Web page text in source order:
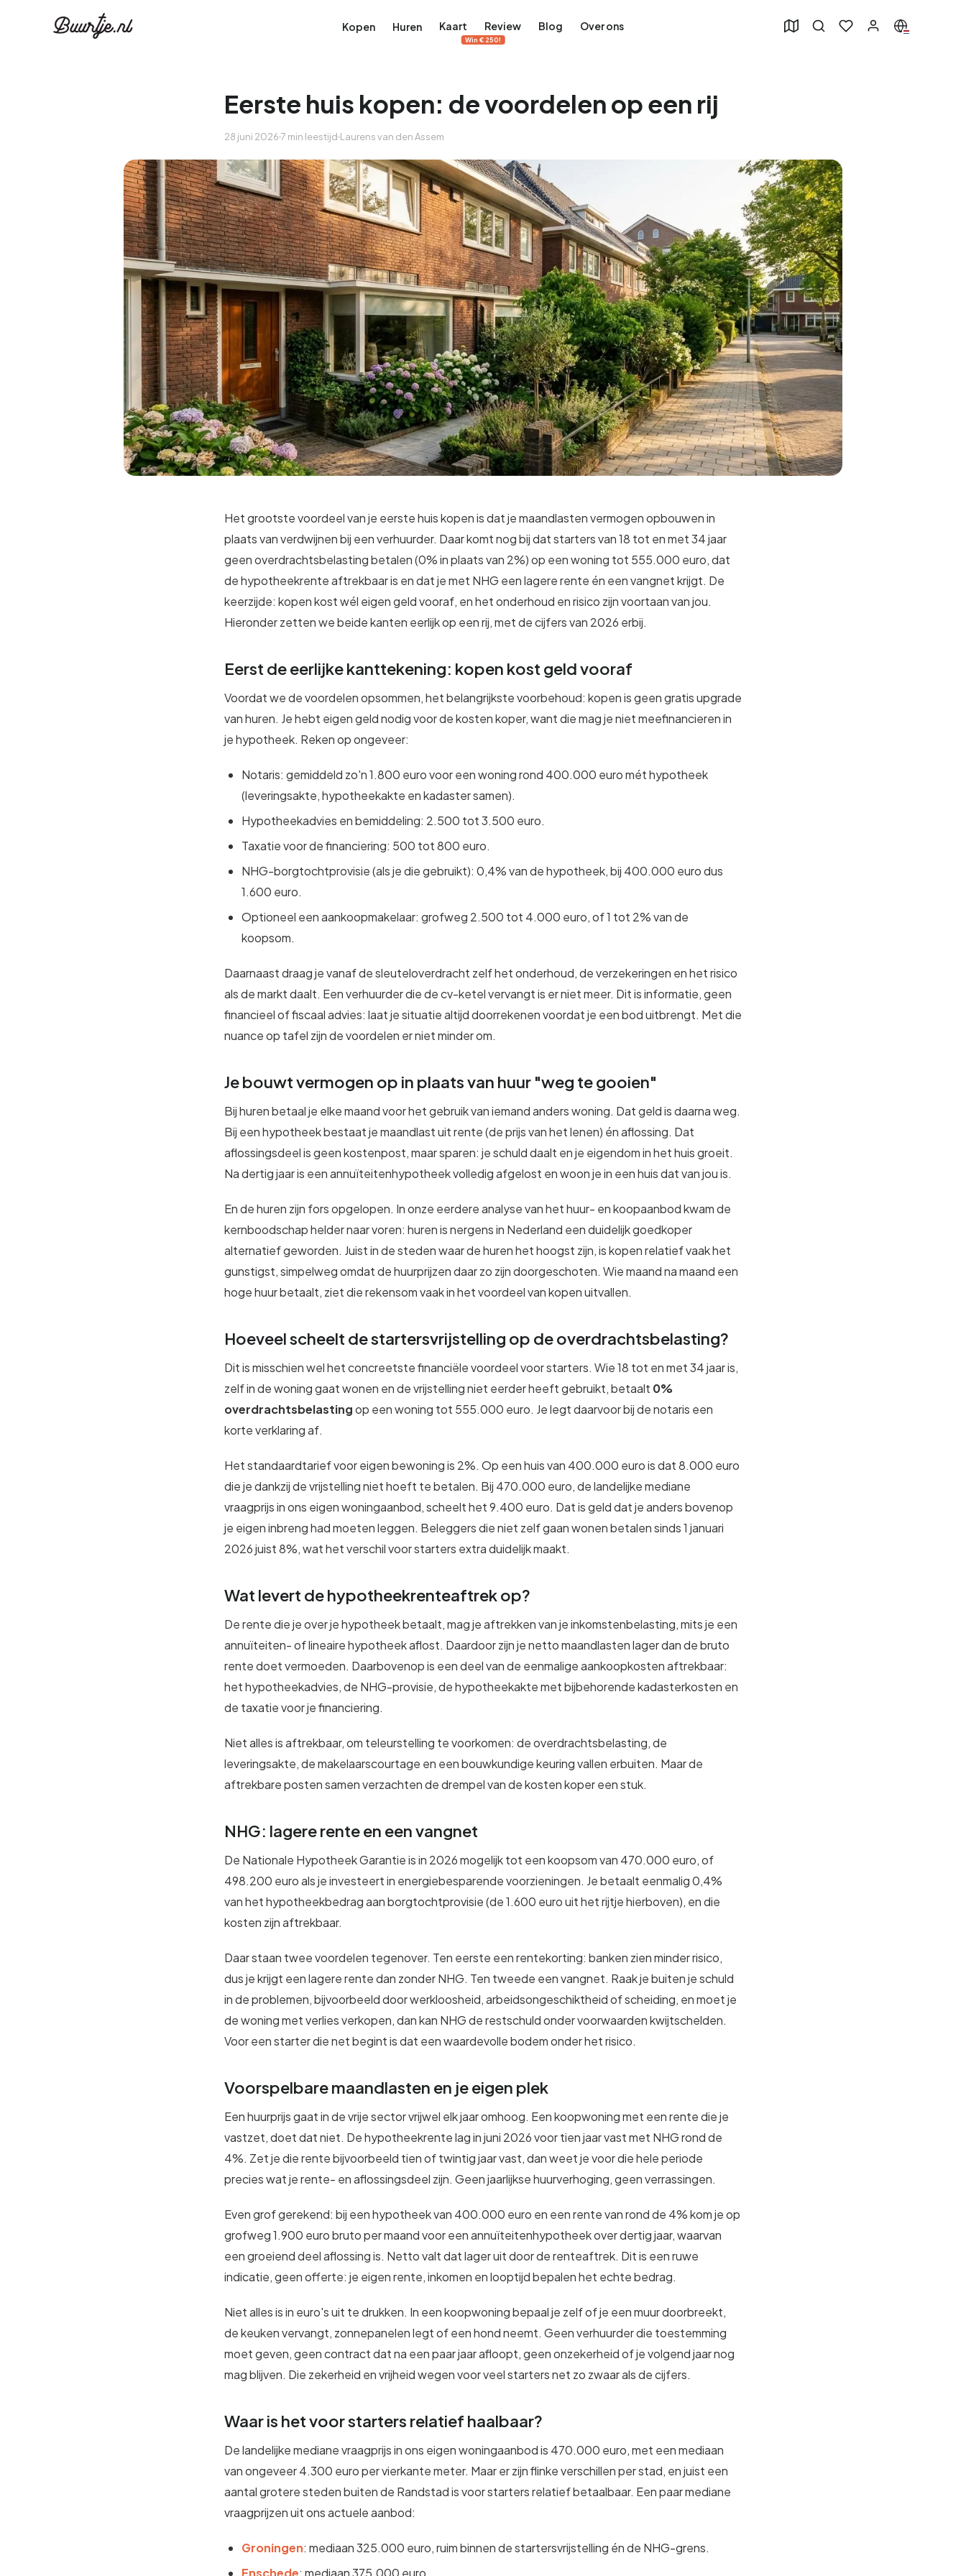
Kopen
Ontdek Amsterdam
Grachtengordel, Jordaan, De Pijp en meer
Koopwoningen in Amsterdam Bekijk op de kaart
5.640
Appartementen
460
Studio's
371
Tussenwoning
Hoekwoning
25
2-onder-1-kap
83
Vrijstaand
Huren
Ontdek Amsterdam
Grachtengordel, Jordaan, De Pijp en meer
Huurwoningen in Amsterdam Bekijk op de kaart
2.471
Appartementen
65
Studio's
50
Tussenwoning
9
Hoekwoning
312
Kamers
Kaart Review
Win €250!
Blog Over ons
Eerste huis kopen: de voordelen op een rij
28 juni 2026 7 min leestijd Laurens van den Assem
Het grootste voordeel van je eerste huis kopen is dat je maandlasten vermogen opbouwen in
plaats van verdwijnen bij een verhuurder. Daar komt nog bij dat starters van 18 tot en met 34 jaar
geen overdrachtsbelasting betalen (0% in plaats van 2%) op een woning tot 555.000 euro, dat
de hypotheekrente aftrekbaar is en dat je met NHG een lagere rente én een vangnet krijgt. De
keerzijde: kopen kost wél eigen geld vooraf, en het onderhoud en risico zijn voortaan van jou.
Hieronder zetten we beide kanten eerlijk op een rij, met de cijfers van 2026 erbij.
Eerst de eerlijke kanttekening: kopen kost geld vooraf
Voordat we de voordelen opsommen, het belangrijkste voorbehoud: kopen is geen gratis upgrade
van huren. Je hebt eigen geld nodig voor de kosten koper, want die mag je niet meefinancieren in
je hypotheek. Reken op ongeveer:
Notaris: gemiddeld zo'n 1.800 euro voor een woning rond 400.000 euro mét hypotheek
(leveringsakte, hypotheekakte en kadaster samen).
Hypotheekadvies en bemiddeling: 2.500 tot 3.500 euro.
Taxatie voor de financiering: 500 tot 800 euro.
NHG-borgtochtprovisie (als je die gebruikt): 0,4% van de hypotheek, bij 400.000 euro dus
1.600 euro.
Optioneel een aankoopmakelaar: grofweg 2.500 tot 4.000 euro, of 1 tot 2% van de
koopsom.
Daarnaast draag je vanaf de sleuteloverdracht zelf het onderhoud, de verzekeringen en het risico
als de markt daalt. Een verhuurder die de cv-ketel vervangt is er niet meer. Dit is informatie, geen
financieel of fiscaal advies: laat je situatie altijd doorrekenen voordat je een bod uitbrengt. Met die
nuance op tafel zijn de voordelen er niet minder om.
Je bouwt vermogen op in plaats van huur "weg te gooien"
Bij huren betaal je elke maand voor het gebruik van iemand anders woning. Dat geld is daarna weg.
Bij een hypotheek bestaat je maandlast uit rente (de prijs van het lenen) én aflossing. Dat
aflossingsdeel is geen kostenpost, maar sparen: je schuld daalt en je eigendom in het huis groeit.
Na dertig jaar is een annuïteitenhypotheek volledig afgelost en woon je in een huis dat van jou is.
En de huren zijn fors opgelopen. In onze eerdere analyse van het huur- en koopaanbod kwam de
kernboodschap helder naar voren: huren is nergens in Nederland een duidelijk goedkoper
alternatief geworden. Juist in de steden waar de huren het hoogst zijn, is kopen relatief vaak het
gunstigst, simpelweg omdat de huurprijzen daar zo zijn doorgeschoten. Wie maand na maand een
hoge huur betaalt, ziet die rekensom vaak in het voordeel van kopen uitvallen.
Hoeveel scheelt de startersvrijstelling op de overdrachtsbelasting?
Dit is misschien wel het concreetste financiële voordeel voor starters. Wie 18 tot en met 34 jaar is,
zelf in de woning gaat wonen en de vrijstelling niet eerder heeft gebruikt, betaalt 0%
overdrachtsbelastingop een woning tot 555.000 euro. Je legt daarvoor bij de notaris een
korte verklaring af.
Het standaardtarief voor eigen bewoning is 2%. Op een huis van 400.000 euro is dat 8.000 euro
die je dankzij de vrijstelling niet hoeft te betalen. Bij 470.000 euro, de landelijke mediane
vraagprijs in ons eigen woningaanbod, scheelt het 9.400 euro. Dat is geld dat je anders bovenop
je eigen inbreng had moeten leggen. Beleggers die niet zelf gaan wonen betalen sinds 1 januari
2026 juist 8%, wat het verschil voor starters extra duidelijk maakt.
Wat levert de hypotheekrenteaftrek op?
De rente die je over je hypotheek betaalt, mag je aftrekken van je inkomstenbelasting, mits je een
annuïteiten- of lineaire hypotheek aflost. Daardoor zijn je netto maandlasten lager dan de bruto
rente doet vermoeden. Daarbovenop is een deel van de eenmalige aankoopkosten aftrekbaar:
het hypotheekadvies, de NHG-provisie, de hypotheekakte met bijbehorende kadasterkosten en
de taxatie voor je financiering.
Niet alles is aftrekbaar, om teleurstelling te voorkomen: de overdrachtsbelasting, de
leveringsakte, de makelaarscourtage en een bouwkundige keuring vallen erbuiten. Maar de
aftrekbare posten samen verzachten de drempel van de kosten koper een stuk.
NHG: lagere rente en een vangnet
De Nationale Hypotheek Garantie is in 2026 mogelijk tot een koopsom van 470.000 euro, of
498.200 euro als je investeert in energiebesparende voorzieningen. Je betaalt eenmalig 0,4%
van het hypotheekbedrag aan borgtochtprovisie (de 1.600 euro uit het rijtje hierboven), en die
kosten zijn aftrekbaar.
Daar staan twee voordelen tegenover. Ten eerste een rentekorting: banken zien minder risico,
dus je krijgt een lagere rente dan zonder NHG. Ten tweede een vangnet. Raak je buiten je schuld
in de problemen, bijvoorbeeld door werkloosheid, arbeidsongeschiktheid of scheiding, en moet je
de woning met verlies verkopen, dan kan NHG de restschuld onder voorwaarden kwijtschelden.
Voor een starter die net begint is dat een waardevolle bodem onder het risico.
Voorspelbare maandlasten en je eigen plek
Een huurprijs gaat in de vrije sector vrijwel elk jaar omhoog. Een koopwoning met een rente die je
vastzet, doet dat niet. De hypotheekrente lag in juni 2026 voor tien jaar vast met NHG rond de
4%. Zet je die rente bijvoorbeeld tien of twintig jaar vast, dan weet je voor die hele periode
precies wat je rente- en aflossingsdeel zijn. Geen jaarlijkse huurverhoging, geen verrassingen.
Even grof gerekend: bij een hypotheek van 400.000 euro en een rente van rond de 4% kom je op
grofweg 1.900 euro bruto per maand voor een annuïteitenhypotheek over dertig jaar, waarvan
een groeiend deel aflossing is. Netto valt dat lager uit door de renteaftrek. Dit is een ruwe
indicatie, geen offerte: je eigen rente, inkomen en looptijd bepalen het echte bedrag.
Niet alles is in euro's uit te drukken. In een koopwoning bepaal je zelf of je een muur doorbreekt,
de keuken vervangt, zonnepanelen legt of een hond neemt. Geen verhuurder die toestemming
moet geven, geen contract dat na een paar jaar afloopt, geen onzekerheid of je volgend jaar nog
mag blijven. Die zekerheid en vrijheid wegen voor veel starters net zo zwaar als de cijfers.
Waar is het voor starters relatief haalbaar?
De landelijke mediane vraagprijs in ons eigen woningaanbod is 470.000 euro, met een mediaan
van ongeveer 4.300 euro per vierkante meter. Maar er zijn flinke verschillen per stad, en juist een
aantal grotere steden buiten de Randstad is voor starters relatief betaalbaar. Een paar mediane
vraagprijzen uit ons actuele aanbod:
Groningen: mediaan 325.000 euro, ruim binnen de startersvrijstelling én de NHG-grens.
Enschede: mediaan 375.000 euro.